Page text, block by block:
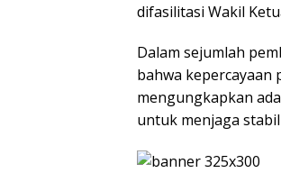
difasilitasi Wakil
Dalam sejumlah
bahwa kepercayaan
mengungkapkan
untuk menjaga